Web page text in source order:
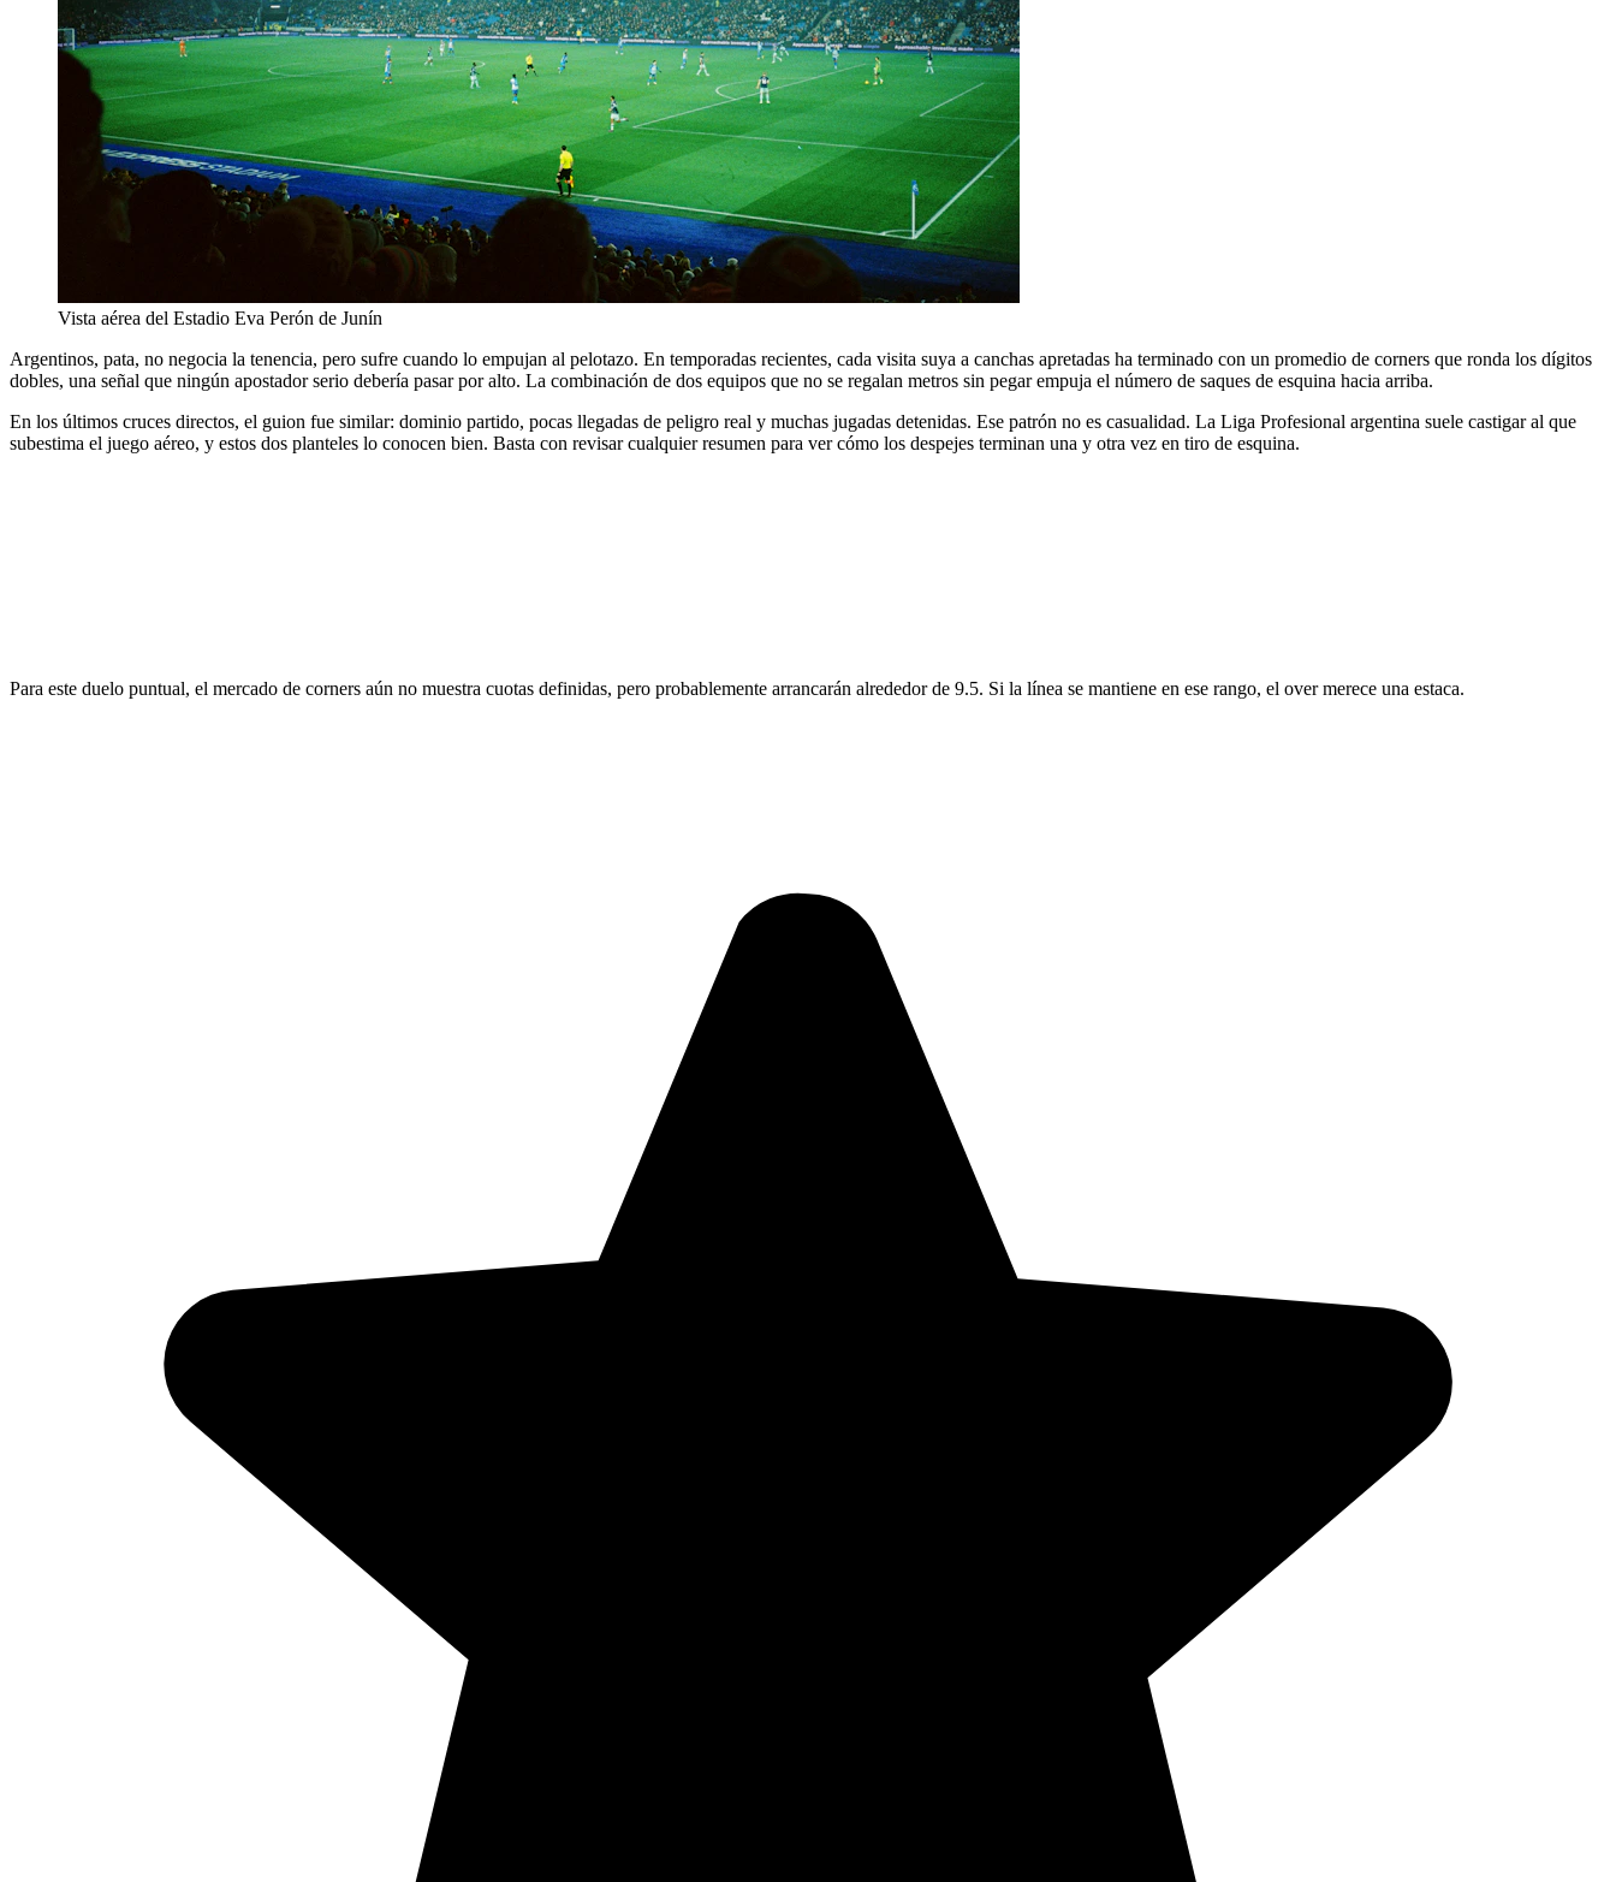
Vista aérea del Estadio Eva Perón de Junín
Argentinos, pata, no negocia la tenencia, pero sufre cuando lo empujan al pelotazo. En temporadas recientes, cada visita suya a canchas apretadas ha terminado con un promedio de corners que ronda los dígitos
dobles, una señal que ningún apostador serio debería pasar por alto. La combinación de dos equipos que no se regalan metros sin pegar empuja el número de saques de esquina hacia arriba.
En los últimos cruces directos, el guion fue similar: dominio partido, pocas llegadas de peligro real y muchas jugadas detenidas. Ese patrón no es casualidad. La Liga Profesional argentina suele castigar al que
subestima el juego aéreo, y estos dos planteles lo conocen bien. Basta con revisar cualquier resumen para ver cómo los despejes terminan una y otra vez en tiro de esquina.
Para este duelo puntual, el mercado de corners aún no muestra cuotas definidas, pero probablemente arrancarán alrededor de 9.5. Si la línea se mantiene en ese rango, el over merece una estaca.